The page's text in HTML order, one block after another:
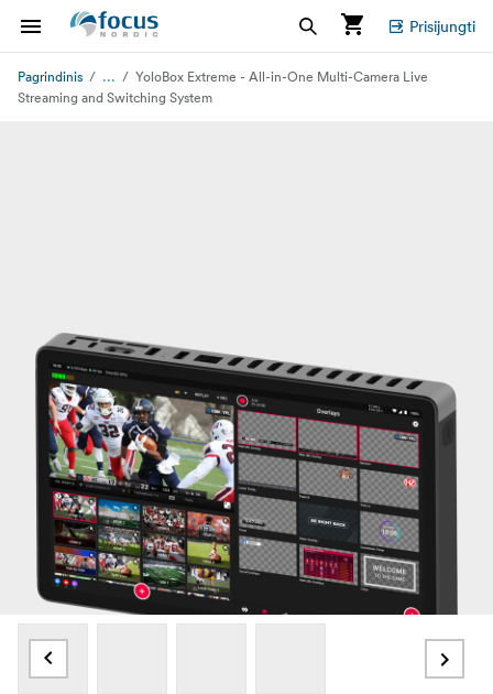
Prisijungti
Pagrindinis ...
YoloBox Extreme - All-in-One Multi-Camera Live
Streaming and Switching System